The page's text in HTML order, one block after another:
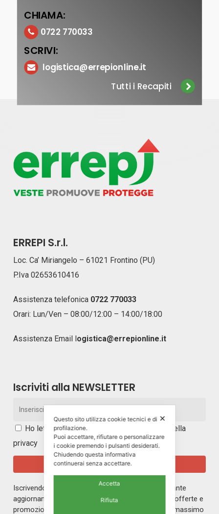
CHIAMA:
0722 770033
SCRIVI:
logistica@errepionline.it
Tutti i Recapiti
ERREPI S.r.l.
Loc. Ca’ Miriangelo – 61021 Frontino (PU)
P.Iva 02653610416
Assistenza telefonica 0722 770033
Orari: Lun/Ven – 08:00/12:00 – 14:00/18:00
Assistenza Email ogistica@errepionline.it
Iscriviti alla NEWSLETTER
Ho letto e accetto i
termini e le condizioni della
privacy
Iscrivendoti alla nostra newsletter rimarrai in costante
aggiornamento sul mondo di ERREPI, sulle nuove offerte e
promozioni riservate ai nostri iscritti. Riceverai un massimo
✕
Questo sito utilizza cookie tecnici e di
profilazione.
Puoi accettare, rifiutare o personalizzare
i cookie premendo i pulsanti desiderati.
Chiudendo questa informativa
continuerai senza accettare.
Accetta
Rifiuta